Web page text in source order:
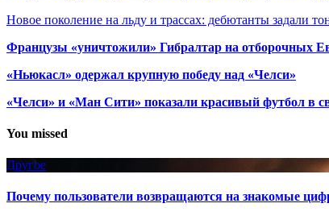
Новое поколение на льду и трассах: дебютанты задали
Французы «уничтожили» Гибралтар на отборочных
«Ньюкасл» одержал крупную победу над «Челси»
«Челси» и «Ман Сити» показали красивый футбол в
You missed
Другое
Почему пользователи возвращаются на знакомые